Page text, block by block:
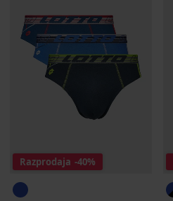
Razprodaja -40%